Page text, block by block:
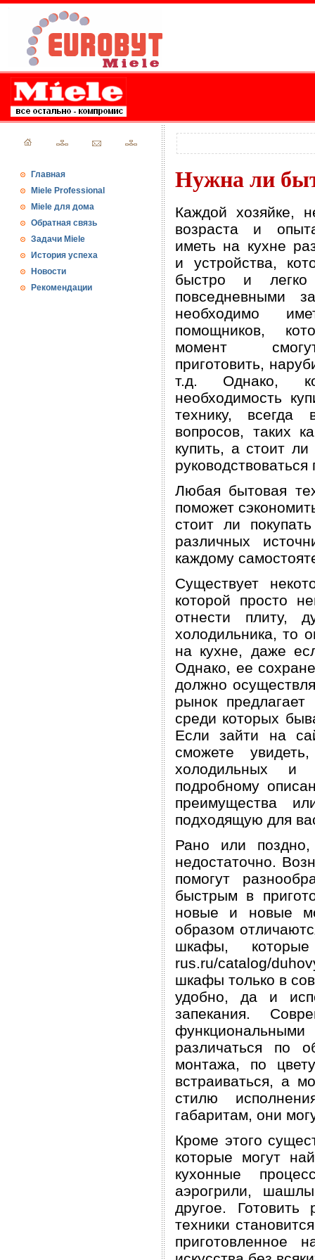
Главная
Miele Professional
Miele для дома
Обратная связь
Задачи Miele
История успеха
Новости
Рекомендации
Нужна ли
Каждой хозяйке,
возраста и
иметь на кухне
и устройства,
быстро и легко
повседневными
необходимо
помощников,
момент
приготовить,
т.д. Однако,
необходимость
технику, всегда
вопросов, таких
купить, а стоит
Любая бытовая
поможет
стоит ли
различных
каждому
Существует
которой просто
отнести плиту,
холодильника, то
на кухне, даже
Однако, ее
должно
рынок предлагает
среди которых
Если зайти на
сможете
холодильных и
подробному
преимущества
подходящую для
Рано или поздно,
недостаточно.
помогут
быстрым в
новые и новые
образом
шкафы,
rus.ru/catalog/
шкафы только в
удобно, да и
запекания.
различаться по
монтажа, по
встраиваться, а
стилю
габаритам, они
Кроме этого
которые могут
кухонные
аэрогрили,
другое.
техники
приготовленное